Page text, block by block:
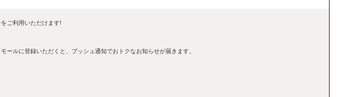
ご利用いただけます!
ールに登録いただくと、プッシュ通知でおトクなお知らせが届きます。